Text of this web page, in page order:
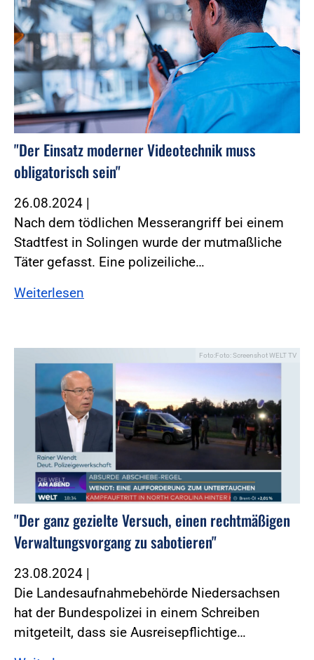
"Der Einsatz moderner Videotechnik muss
obligatorisch sein"
26.08.2024 |
Nach dem tödlichen Messerangriff bei einem
Stadtfest in Solingen wurde der mutmaßliche
Täter gefasst. Eine polizeiliche…
Weiterlesen
Foto:Foto: Screenshot WELT TV
"Der ganz gezielte Versuch, einen rechtmäßigen
Verwaltungsvorgang zu sabotieren"
23.08.2024 |
Die Landesaufnahmebehörde Niedersachsen
hat der Bundespolizei in einem Schreiben
mitgeteilt, dass sie Ausreisepflichtige…